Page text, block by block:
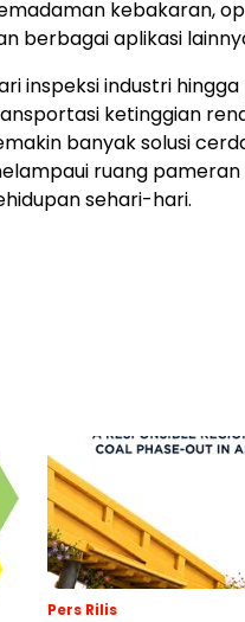
kebakaran,
berbagai aplikasi
inspeksi industri
ketinggian
banyak solusi
ruang
sehari-hari.
Pers Rilis